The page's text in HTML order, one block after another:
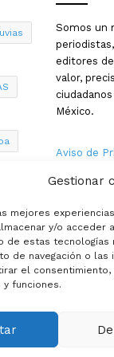
Gestionar
mejores
y/o acceder
de estas
de navegación o
el
funciones.
Somos un
editores
valor,
México.
Aviso de
Nosotros
Términos
Política de